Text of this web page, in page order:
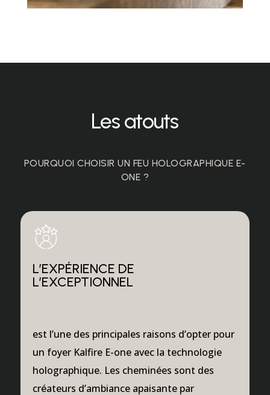
Les atouts
POURQUOI CHOISIR UN FEU HOLOGRAPHIQUE E-
ONE ?
L’EXPÉRIENCE DE
L’EXCEPTIONNEL
est l’une des principales raisons d’opter pour
un foyer Kalfire E-one avec la technologie
holographique. Les cheminées sont des
créateurs d’ambiance apaisante par